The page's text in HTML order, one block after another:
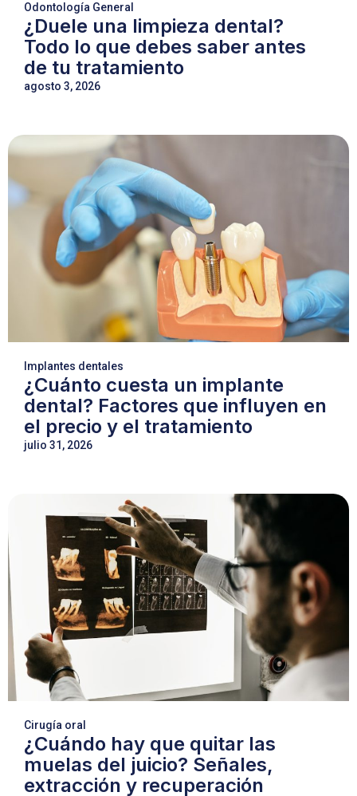
Odontología General
¿Duele una limpieza dental?
Todo lo que debes saber antes
de tu tratamiento
agosto 3, 2026
Implantes dentales
¿Cuánto cuesta un implante
dental? Factores que influyen en
el precio y el tratamiento
julio 31, 2026
Cirugía oral
¿Cuándo hay que quitar las
muelas del juicio? Señales,
extracción y recuperación